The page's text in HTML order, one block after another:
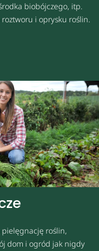
biobójczego, itp.
i oprysku roślin.
roślin,
dom i ogród jak nigdy